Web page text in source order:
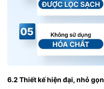
6.2 Thiết kế hiện đại, nhỏ gọn